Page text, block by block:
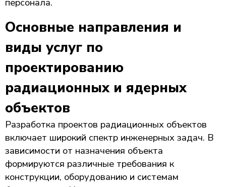
Основные направления и
виды услуг по
проектированию
радиационных и ядерных
объектов
Разработка проектов радиационных объектов
включает широкий спектр инженерных задач. В
зависимости от назначения объекта
формируются различные требования к
конструкции, оборудованию и системам